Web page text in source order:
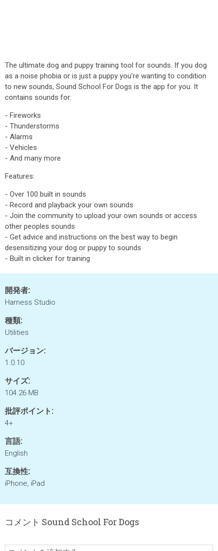
The ultimate dog and puppy training tool for sounds. If you dog
as a noise phobia or is just a puppy you're wanting to condition
to new sounds, Sound School For Dogs is the app for you. It
contains sounds for:
- Fireworks
- Thunderstorms
- Alarms
- Vehicles
- And many more
Features:
- Over 100 built in sounds
- Record and playback your own sounds
- Join the community to upload your own sounds or access
other peoples sounds
- Get advice and instructions on the best way to begin
desensitizing your dog or puppy to sounds
- Built in clicker for training
開発者:
Harness Studio
種類:
Utilities
バージョン:
1.0.10
サイズ:
104.26 MB
批評ポイント:
4+
言語:
English
互換性:
iPhone, iPad
コメント Sound School For Dogs